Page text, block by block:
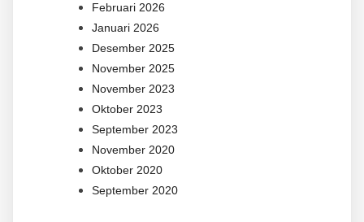
Februari 2026
Januari 2026
Desember 2025
November 2025
November 2023
Oktober 2023
September 2023
November 2020
Oktober 2020
September 2020